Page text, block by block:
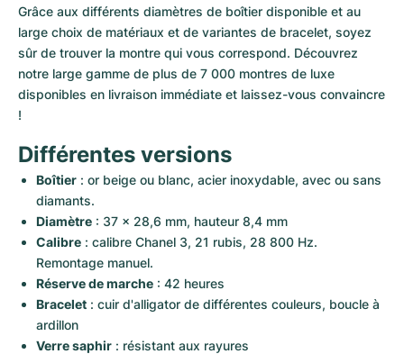
Grâce aux différents diamètres de boîtier disponible et au
large choix de matériaux et de variantes de bracelet, soyez
sûr de trouver la montre qui vous correspond. Découvrez
notre large gamme de plus de 7 000 montres de luxe
disponibles en livraison immédiate et laissez-vous convaincre
!
Différentes versions
Boîtier : or beige ou blanc, acier inoxydable, avec ou sans
diamants.
Diamètre : 37 x 28,6 mm, hauteur 8,4 mm
Calibre : calibre Chanel 3, 21 rubis, 28 800 Hz.
Remontage manuel.
Réserve de marche : 42 heures
Bracelet : cuir d'alligator de différentes couleurs, boucle à
ardillon
Verre saphir : résistant aux rayures